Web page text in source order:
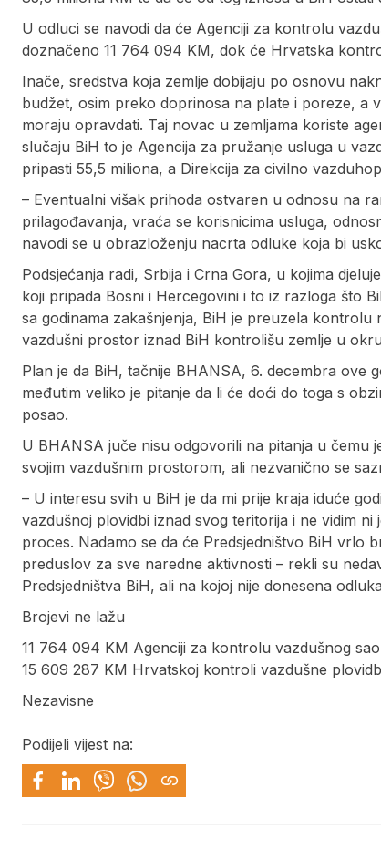
U odluci se navodi da će Agenciji za kontrolu
doznačeno 11 764 094 KM, dok će Hrvatska
Inače, sredstva koja zemlje dobijaju po osnovu
budžet, osim preko doprinosa na plate i poreze, a
moraju opravdati. Taj novac u zemljama koriste
slučaju BiH to je Agencija za pružanje usluga u
pripasti 55,5 miliona, a Direkcija za civilno
– Eventualni višak prihoda ostvaren u odnosu na
prilagođavanja, vraća se korisnicima usluga,
navodi se u obrazloženju nacrta odluke koja bi
Podsjećanja radi, Srbija i Crna Gora, u kojima
koji pripada Bosni i Hercegovini i to iz razloga što
sa godinama zakašnjenja, BiH je preuzela
vazdušni prostor iznad BiH kontrolišu zemlje u
Plan je da BiH, tačnije BHANSA, 6. decembra ove
međutim veliko je pitanje da li će doći do toga s
posao.
U BHANSA juče nisu odgovorili na pitanja u
svojim vazdušnim prostorom, ali nezvanično se
– U interesu svih u BiH je da mi prije kraja iduće
vazdušnoj plovidbi iznad svog teritorija i ne vidim
proces. Nadamo se da će Predsjedništvo BiH vrlo
preduslov za sve naredne aktivnosti – rekli su
Predsjedništva BiH, ali na kojoj nije donesena
Brojevi ne lažu
11 764 094 KM Agenciji za kontrolu vazdušnog
15 609 287 KM Hrvatskoj kontroli vazdušne
Nezavisne
Podijeli vijest na: